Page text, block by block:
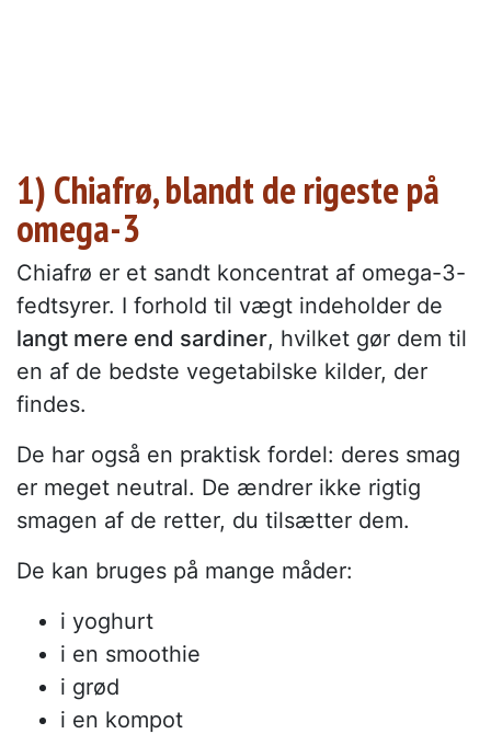
1) Chiafrø, blandt de rigeste på
omega-3
Chiafrø er et sandt koncentrat af omega-3-
fedtsyrer. I forhold til vægt indeholder de
langt mere end sardiner, hvilket gør dem til
en af de bedste vegetabilske kilder, der
findes.
De har også en praktisk fordel: deres smag
er meget neutral. De ændrer ikke rigtig
smagen af de retter, du tilsætter dem.
De kan bruges på mange måder:
i yoghurt
i en smoothie
i grød
i en kompot